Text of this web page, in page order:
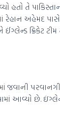
હતો તે
અહેમદ પાસે
ક્રિકેટ
જવાની
આવ્યો છે.